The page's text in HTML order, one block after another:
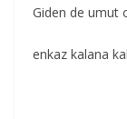
Giden de umut
enkaz kalana